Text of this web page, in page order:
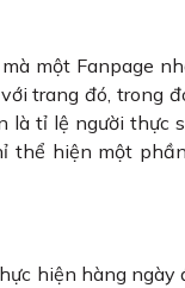
một Fanpage
trang đó, trong
là tỉ lệ người thực
thể hiện một
hiện hàng